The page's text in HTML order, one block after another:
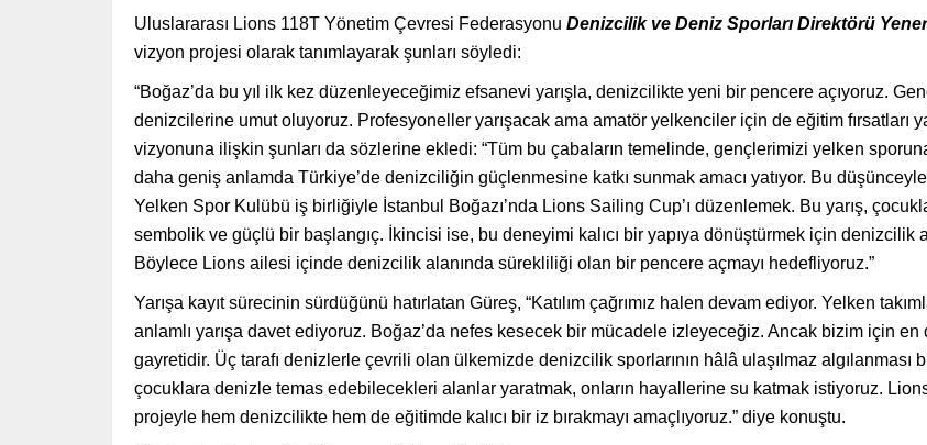
Uluslararası Lions 118T Yönetim Çevresi Federasyonu Denizcilik ve Deniz Sporları Direktörü
vizyon projesi olarak tanımlayarak şunları söyledi:
“Boğaz’da bu yıl ilk kez düzenleyeceğimiz efsanevi yarışla, denizcilikte yeni bir pencere açıyoruz.
denizcilerine umut oluyoruz. Profesyoneller yarışacak ama amatör yelkenciler için de eğitim fırsatları
vizyonuna ilişkin şunları da sözlerine ekledi: “Tüm bu çabaların temelinde, gençlerimizi yelken
daha geniş anlamda Türkiye’de denizciliğin güçlenmesine katkı sunmak amacı yatıyor. Bu
Yelken Spor Kulübü iş birliğiyle İstanbul Boğazı’nda Lions Sailing Cup’ı düzenlemek. Bu yarış,
sembolik ve güçlü bir başlangıç. İkincisi ise, bu deneyimi kalıcı bir yapıya dönüştürmek için denizcilik
Böylece Lions ailesi içinde denizcilik alanında sürekliliği olan bir pencere açmayı hedefliyoruz.”
Yarışa kayıt sürecinin sürdüğünü hatırlatan Güreş, “Katılım çağrımız halen devam ediyor. Yelken
anlamlı yarışa davet ediyoruz. Boğaz’da nefes kesecek bir mücadele izleyeceğiz. Ancak bizim için
gayretidir. Üç tarafı denizlerle çevrili olan ülkemizde denizcilik sporlarının hâlâ ulaşılmaz algılanması
çocuklara denizle temas edebilecekleri alanlar yaratmak, onların hayallerine su katmak istiyoruz.
projeyle hem denizcilikte hem de eğitimde kalıcı bir iz bırakmayı amaçlıyoruz.” diye konuştu.